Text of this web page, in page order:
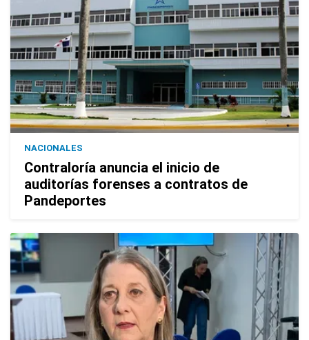
NACIONALES
Contraloría anuncia el inicio de
auditorías forenses a contratos de
Pandeportes